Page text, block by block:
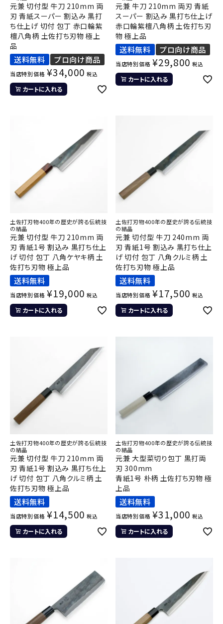
元兼 切付型 牛刀 210mm 両
刃 青紙スーパー 割込み 黒打
ち仕上げ 切付 包丁 赤口輪紫
檀八角柄 土佐打ち刃物 極上
品
送料無料 プロ向け商品
当店特別価格 ¥34,000 税込
カートに入れる
元兼 牛刀 210mm 両刃 青紙
スーパー 割込み 黒打ち仕上げ
赤口輪紫檀八角柄 土佐打ち刃
物 極上品
送料無料 プロ向け商品
当店特別価格 ¥29,800 税込
カートに入れる
土佐打刃物400年の歴史が誇る伝統技
の結晶
元兼 切付型 牛刀 210mm 両
刃 青紙1号 割込み 黒打ち仕上
げ 切付 包丁 八角ケヤキ柄 土
佐打ち刃物 極上品
送料無料
当店特別価格 ¥19,000 税込
カートに入れる
土佐打刃物400年の歴史が誇る伝統技
の結晶
元兼 切付型 牛刀 240mm 両
刃 青紙1号 割込み 黒打ち仕上
げ 切付 包丁 八角クルミ柄 土
佐打ち刃物 極上品
送料無料
当店特別価格 ¥17,500 税込
カートに入れる
土佐打刃物400年の歴史が誇る伝統技
の結晶
元兼 切付型 牛刀 210mm 両
刃 青紙1号 割込み 黒打ち仕上
げ 切付 包丁 八角クルミ柄 土
佐打ち刃物 極上品
送料無料
当店特別価格 ¥14,500 税込
カートに入れる
土佐打刃物400年の歴史が誇る伝統技
の結晶
元兼 大型菜切り包丁 黒打両
刃 300mm
青紙1号 朴柄 土佐打ち刃物 極
上品
送料無料
当店特別価格 ¥31,000 税込
カートに入れる